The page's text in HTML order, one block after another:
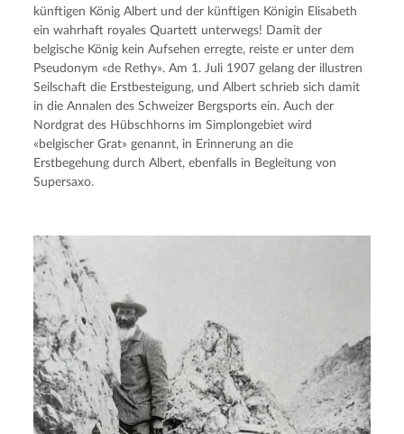
künftigen König Albert und der künftigen Königin Elisabeth
ein wahrhaft royales Quartett unterwegs! Damit der
belgische König kein Aufsehen erregte, reiste er unter dem
Pseudonym «de Rethy». Am 1. Juli 1907 gelang der illustren
Seilschaft die Erstbesteigung, und Albert schrieb sich damit
in die Annalen des Schweizer Bergsports ein. Auch der
Nordgrat des Hübschhorns im Simplongebiet wird
«belgischer Grat» genannt, in Erinnerung an die
Erstbegehung durch Albert, ebenfalls in Begleitung von
Supersaxo.